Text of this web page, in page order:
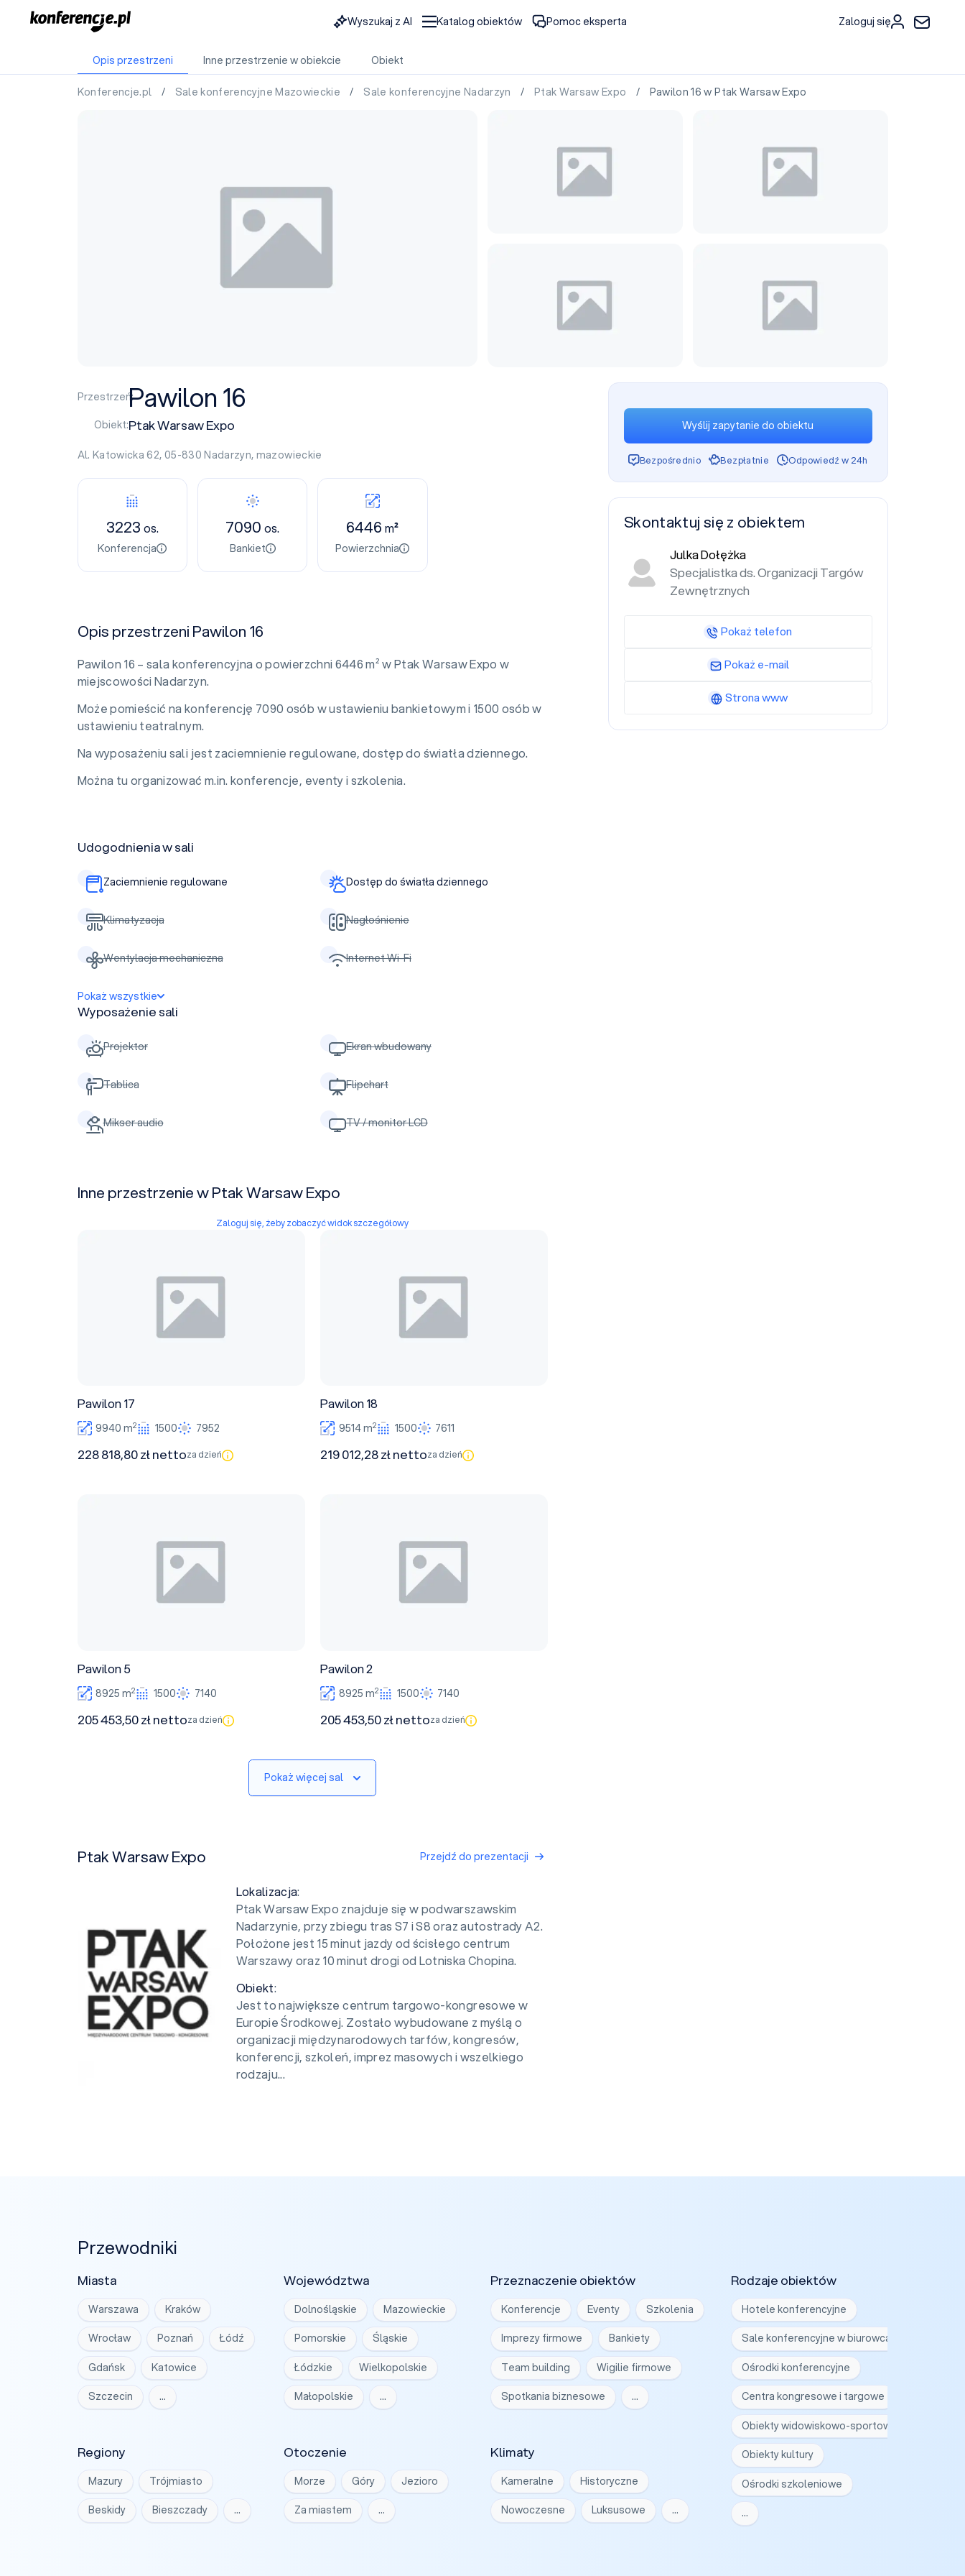
Wyszukaj z AI Katalog obiektów Pomoc eksperta Zaloguj się
Opis przestrzeni Inne przestrzenie w obiekcie Obiekt
Konferencje.pl / Sale konferencyjne Mazowieckie / Sale konferencyjne Nadarzyn / Ptak Warsaw Expo / Pawilon 16 w Ptak Warsaw Expo
Przestrzeń:Pawilon 16
Obiekt:Ptak Warsaw Expo
Al. Katowicka 62, 05-830Nadarzyn, mazowieckie
3223 os.
Konferencja
7090os.
Bankiet
6446m²
Powierzchnia
Opis przestrzeni Pawilon 16
Pawilon 16 – sala konferencyjna o powierzchni 6446 m² w Ptak Warsaw Expo w
miejscowości Nadarzyn.
Może pomieścić na konferencję 7090 osób w ustawieniu bankietowym i 1500 osób w
ustawieniu teatralnym.
Na wyposażeniu sali jest zaciemnienie regulowane, dostęp do światła dziennego.
Można tu organizować m.in. konferencje, eventy i szkolenia.
Udogodnienia w sali
Zaciemnienie regulowane Dostęp do światła dziennego
Klimatyzacja Nagłośnienie
Wentylacja mechaniczna Internet Wi-Fi
Pokaż wszystkie
Wyposażenie sali
Projektor Ekran wbudowany
Tablica Flipchart
Mikser audio TV / monitor LCD
Inne przestrzenie w Ptak Warsaw Expo
Zaloguj się, żeby zobaczyć widok szczegółowy
Pawilon 17
9940 m2 1500 7952
228 818,80 zł nettoza dzień
Pawilon 18
9514 m2 1500 7611
219 012,28 zł nettoza dzień
Pawilon 5
8925 m2 1500 7140
205 453,50 zł nettoza dzień
Pawilon 2
8925 m2 1500 7140
205 453,50 zł nettoza dzień
Pokaż więcej sal
Ptak Warsaw Expo Przejdź do prezentacji
Lokalizacja:
Ptak Warsaw Expo znajduje się w podwarszawskim
Nadarzynie, przy zbiegu tras S7 i S8 oraz autostrady A2.
Położone jest 15 minut jazdy od ścisłego centrum
Warszawy oraz 10 minut drogi od Lotniska Chopina.
Obiekt:
Jest to największe centrum targowo-kongresowe w
Europie Środkowej. Zostało wybudowane z myślą o
organizacji międzynarodowych tarfów, kongresów,
konferencji, szkoleń, imprez masowych i wszelkiego
rodzaju...
Wyślij zapytanie do obiektu
Bezpośrednio Bezpłatnie Odpowiedź w 24h
Skontaktuj się z obiektem
Julka Dołężka
Specjalistka ds. Organizacji Targów
Zewnętrznych
Pokaż telefon
Pokaż e-mail
Strona www
Przewodniki
Miasta
Warszawa Kraków
Wrocław Poznań Łódź
Gdańsk Katowice
Szczecin …
Województwa
Dolnośląskie Mazowieckie
Pomorskie Śląskie
Łódzkie Wielkopolskie
Małopolskie …
Regiony
Mazury Trójmiasto
Beskidy Bieszczady …
Otoczenie
Morze Góry Jezioro
Za miastem …
Klimaty
Kameralne Historyczne
Nowoczesne Luksusowe …
Przeznaczenie obiektów
Konferencje Eventy Szkolenia
Imprezy firmowe Bankiety
Team building Wigilie firmowe
Spotkania biznesowe …
Rodzaje obiektów
Hotele konferencyjne
Sale konferencyjne w biurowcach
Ośrodki konferencyjne
Centra kongresowe i targowe
Obiekty widowiskowo-sportowe
Obiekty kultury
Ośrodki szkoleniowe
…